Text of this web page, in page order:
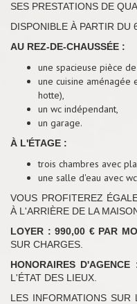
SES PRESTATIONS DE
DISPONIBLE À PARTIR DU
AU REZ-DE-CHAUSSÉE :
une spacieuse pièce
une cuisine aménagée
hotte),
un wc indépendant,
un garage.
À L'ÉTAGE :
trois chambres avec
une salle d'eau avec
VOUS PROFITEREZ
À L'ARRIÈRE DE LA
LOYER : 990,00 € PAR
SUR CHARGES.
HONORAIRES
L'ÉTAT DES LIEUX.
LES INFORMATIONS SUR